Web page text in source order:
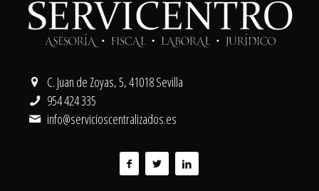
C. Juan de Zoyas, 5, 41018 Sevilla
954 424 335
info@servicioscentralizados.es